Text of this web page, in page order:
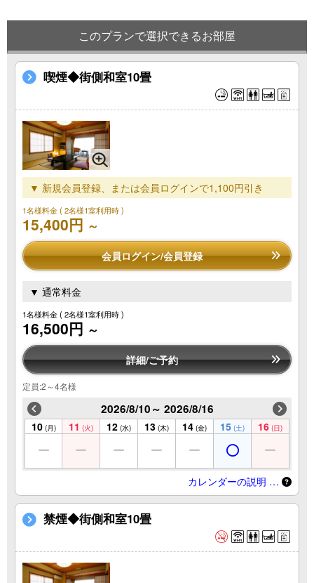
このプランで選択できるお部屋
喫煙◆街側和室10畳
▼ 新規会員登録、または会員ログインで1,100円引き
1名様料金( 2名様1室利用時 )
15,400円 ～
会員ログイン/会員登録
▼ 通常料金
1名様料金( 2名様1室利用時 )
16,500円 ～
詳細/ご予約
定員:2～4名様
2026/8/10～ 2026/8/16
10 (月) 11 (火) 12 (水) 13 (木) 14 (金) 15 (土) 16 (日)
カレンダーの説明 …
禁煙◆街側和室10畳